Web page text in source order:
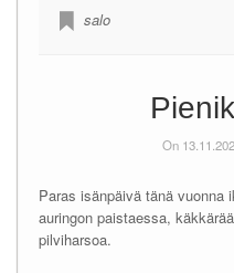
salo
On
Paras isänpäivä tänä
auringon paistaessa,
pilviharsoa.